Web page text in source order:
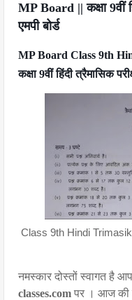
MP Board || कक्षा 9वीं
एमपी बोर्ड
MP Board Class 9th
कक्षा 9वीं हिंदी त्रैमासिक
Class 9th Hindi
नमस्कार दोस्तों स्वागत है
classes.com पर । आज की